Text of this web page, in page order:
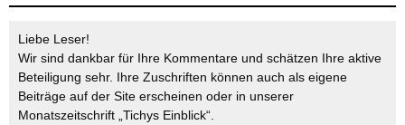
Liebe Leser!
Wir sind dankbar für Ihre Kommentare und schätzen Ihre aktive
Beteiligung sehr. Ihre Zuschriften können auch als eigene
Beiträge auf der Site erscheinen oder in unserer
Monatszeitschrift „Tichys Einblick“.